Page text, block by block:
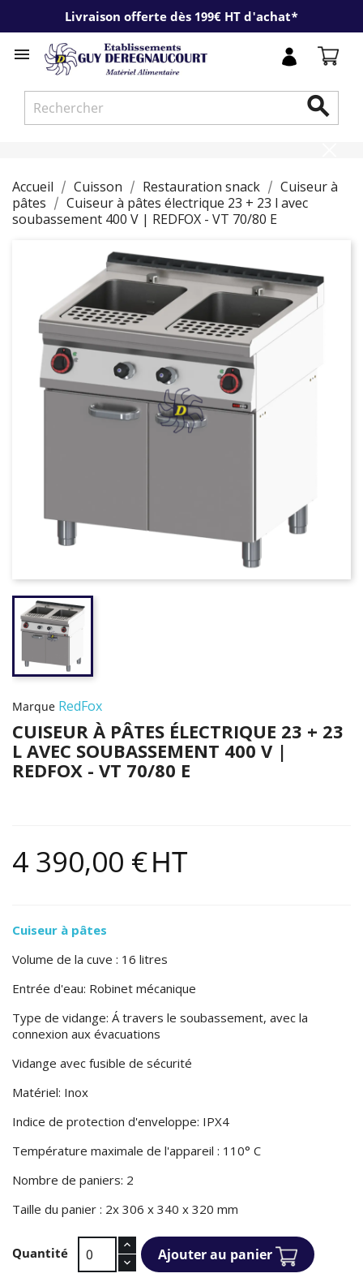
Livraison offerte dès 199€ HT d'achat*


Accueil Cuisson Restauration snack
Cuiseur à
pâtes
Cuiseur à pâtes électrique 23 + 23 l avec
soubassement 400 V | REDFOX - VT 70/80 E
Marque RedFox
CUISEUR À PÂTES ÉLECTRIQUE 23 + 23
L AVEC SOUBASSEMENT 400 V |
REDFOX - VT 70/80 E
4 390,00 €HT
Cuiseur à pâtes
Volume de la cuve : 16 litres
Entrée d'eau: Robinet mécanique
Type de vidange: Á travers le soubassement, avec la
connexion aux évacuations
Vidange avec fusible de sécurité
Matériel: Inox
Indice de protection d'enveloppe: IPX4
Température maximale de l'appareil : 110° C
Nombre de paniers: 2
Taille du panier : 2x 306 x 340 x 320 mm
Quantité Ajouter au panier